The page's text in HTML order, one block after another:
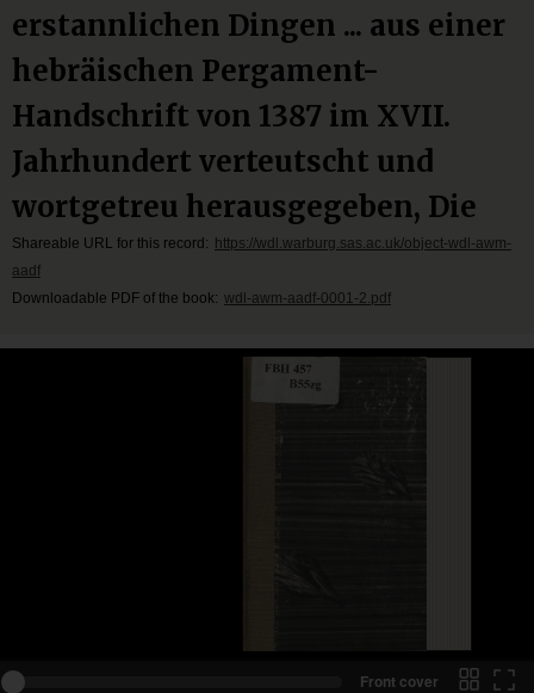
erstannlichen Dingen ... aus einer
hebräischen Pergament-
Handschrift von 1387 im XVII.
Jahrhundert verteutscht und
wortgetreu herausgegeben, Die
Shareable URL for this record:
https://wdl.warburg.sas.ac.uk/object-wdl-awm-
aadf
Downloadable PDF of the book: wdl-awm-aadf-0001-2.pdf
Front cover